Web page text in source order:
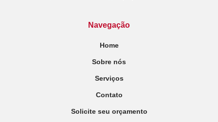
Navegação
Home
Sobre nós
Serviços
Contato
Solicite seu orçamento